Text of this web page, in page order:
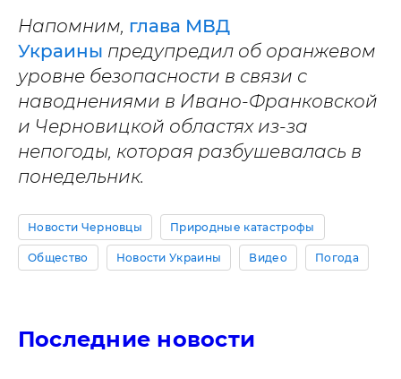
Напомним, глава МВД
Украины предупредил об оранжевом
уровне безопасности в связи с
наводнениями в Ивано-Франковской
и Черновицкой областях из-за
непогоды, которая разбушевалась в
понедельник.
Новости Черновцы Природные катастрофы
Общество Новости Украины Видео Погода
Последние новости